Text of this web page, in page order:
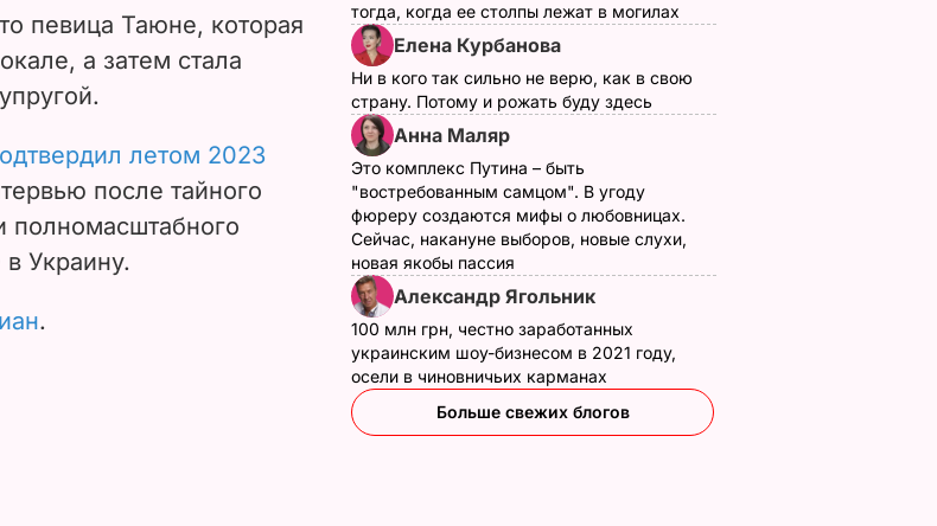
певица Таюне, которая
а затем стала
летом 2023
после тайного
полномасштабного
Украину.
.
тогда, когда ее столпы лежат в могилах
Елена Курбанова
Ни в кого так сильно не верю, как в свою
страну. Потому и рожать буду здесь
Анна Маляр
Это комплекс Путина – быть
"востребованным самцом". В угоду
фюреру создаются мифы о любовницах.
Сейчас, накануне выборов, новые слухи,
новая якобы пассия
Александр Ягольник
100 млн грн, честно заработанных
украинским шоу-бизнесом в 2021 году,
осели в чиновничьих карманах
Больше свежих блогов